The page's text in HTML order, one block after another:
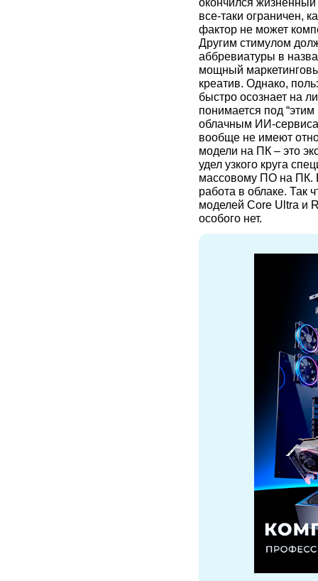
все-таки ограничен,
фактор не может
Другим стимулом
аббревиатуры в
мощный
креатив. Однако,
быстро осознает на
понимается под
облачным ИИ-
вообще не имеют
модели на ПК – это
удел узкого круга
массовому ПО на ПК.
работа в облаке. Так
моделей Core Ultra и
особого нет.